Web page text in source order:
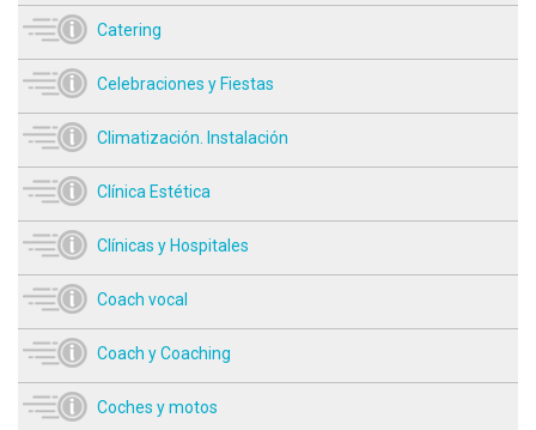
Catering
Celebraciones y Fiestas
Climatización. Instalación
Clínica Estética
Clínicas y Hospitales
Coach vocal
Coach y Coaching
Coches y motos